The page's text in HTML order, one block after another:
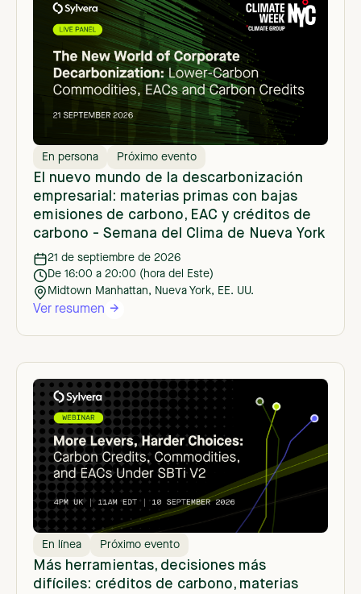
En persona Próximo evento
El nuevo mundo de la descarbonización
empresarial: materias primas con bajas
emisiones de carbono, EAC y créditos de
carbono - Semana del Clima de Nueva York
21 de septiembre de 2026
De 16:00 a 20:00 (hora del Este)
Midtown Manhattan, Nueva York, EE. UU.
Ver resumen
En línea Próximo evento
Más herramientas, decisiones más
difíciles: créditos de carbono, materias